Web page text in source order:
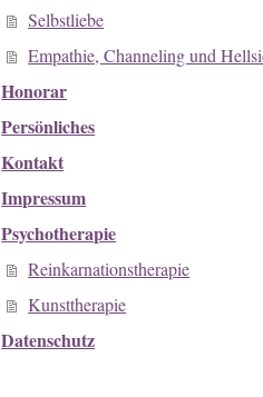
Selbstliebe
Empathie, Channeling und
Honorar
Persönliches
Kontakt
Impressum
Psychotherapie
Reinkarnationstherapie
Kunsttherapie
Datenschutz